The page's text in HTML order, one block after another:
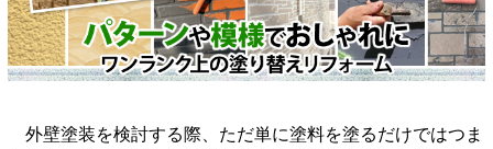
外壁塗装を検討する際、ただ単に塗料を塗るだけではつま